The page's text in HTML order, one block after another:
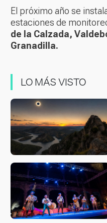
El próximo año se
estaciones de
de la Calzada,
Granadilla.
LO MÁS VISTO